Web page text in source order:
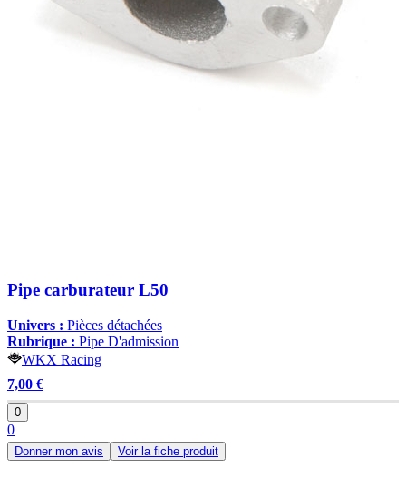
Pipe carburateur L50
Univers : Pièces détachées
Rubrique : Pipe D'admission
WKX Racing
7,00 €
0
0
Donner mon avis Voir la fiche produit